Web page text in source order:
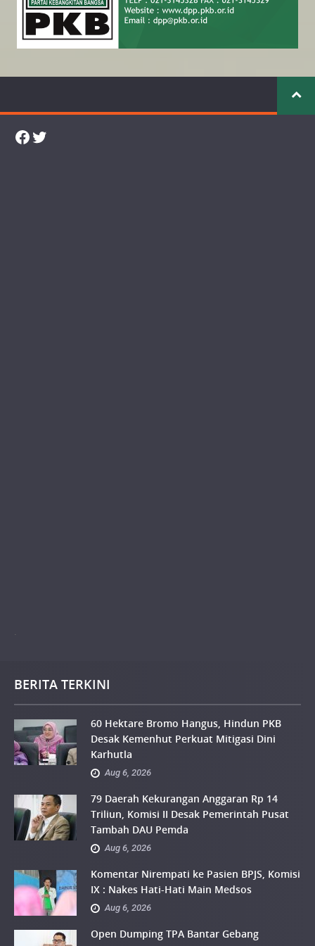
Facebook
Twitter
.
BERITA TERKINI
60 Hektare Bromo Hangus, Hindun PKB
Desak Kemenhut Perkuat Mitigasi Dini
Karhutla
Aug 6, 2026
79 Daerah Kekurangan Anggaran Rp 14
Triliun, Komisi II Desak Pemerintah Pusat
Tambah DAU Pemda
Aug 6, 2026
Komentar Nirempati ke Pasien BPJS, Komisi
IX : Nakes Hati-Hati Main Medsos
Aug 6, 2026
Open Dumping TPA Bantar Gebang